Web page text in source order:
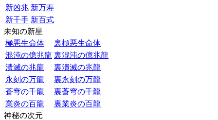
新凶兆 新万寿
新千手 新百式
未知の新星
極悪生命体
裏極悪生命体
混沌の億兆龍 裏混沌の億兆龍
潰滅の兆龍
裏潰滅の兆龍
永刻の万龍
裏永刻の万龍
蒼穹の千龍
裏蒼穹の千龍
業炎の百龍
裏業炎の百龍
神秘の次元